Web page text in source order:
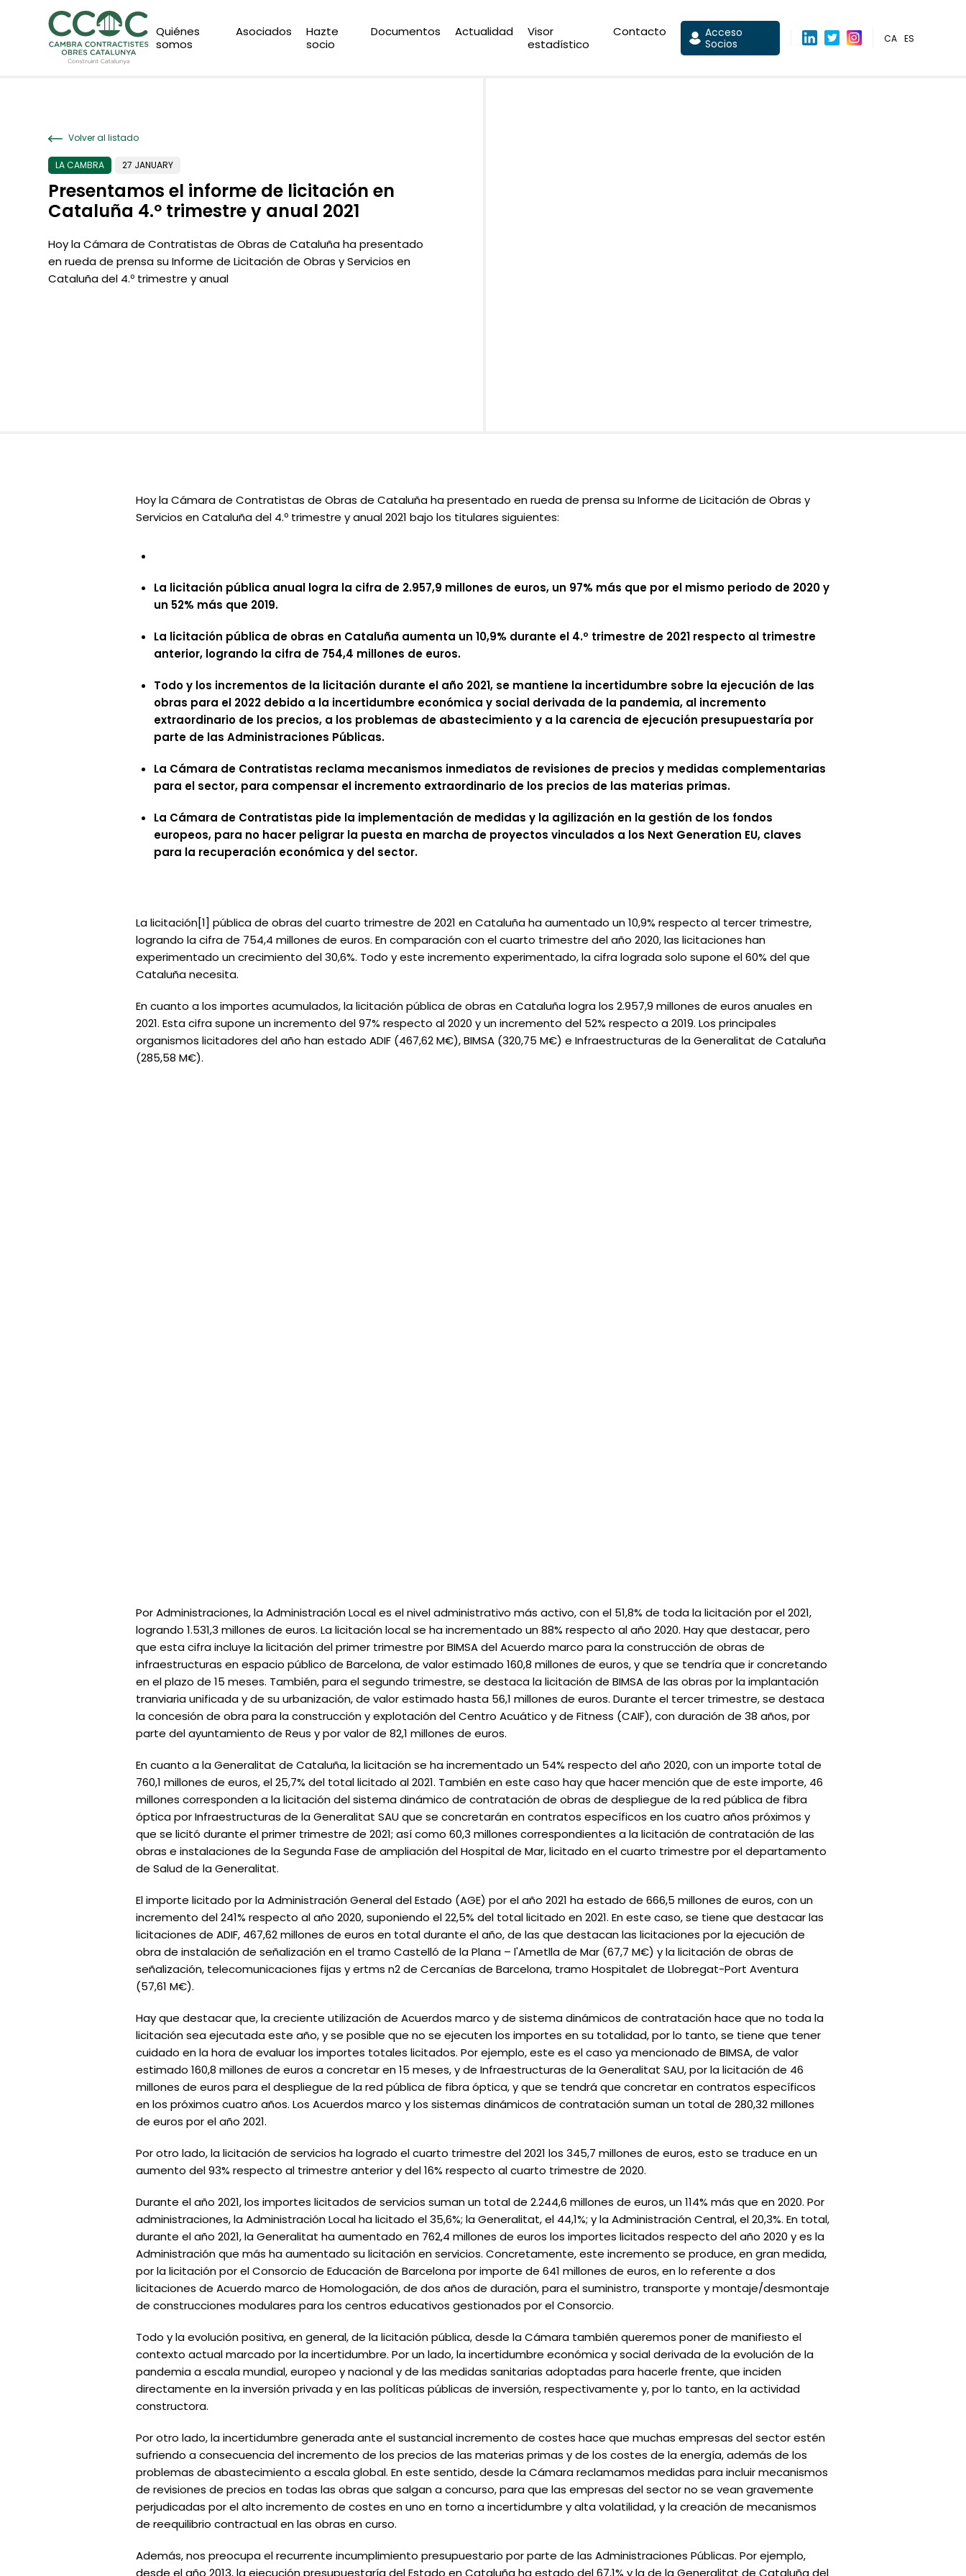
Quiénes
somos
Asociados
Hazte
socio
Documentos Actualidad
Visor
estadístico
Contacto
Acceso
Socios
CA ES
Volver al listado
LA CAMBRA 27 JANUARY
Presentamos el informe de licitación en
Cataluña 4.º trimestre y anual 2021
Hoy la Cámara de Contratistas de Obras de Cataluña ha presentado
en rueda de prensa su Informe de Licitación de Obras y Servicios en
Cataluña del 4.º trimestre y anual
Hoy la Cámara de Contratistas de Obras de Cataluña ha presentado en rueda de prensa su Informe de Licitación de Obras y
Servicios en Cataluña del 4.º trimestre y anual 2021 bajo los titulares siguientes:
La licitación pública anual logra la cifra de 2.957,9 millones de euros, un 97% más que por el mismo periodo de 2020 y
un 52% más que 2019.
La licitación pública de obras en Cataluña aumenta un 10,9% durante el 4.º trimestre de 2021 respecto al trimestre
anterior, logrando la cifra de 754,4 millones de euros.
Todo y los incrementos de la licitación durante el año 2021, se mantiene la incertidumbre sobre la ejecución de las
obras para el 2022 debido a la incertidumbre económica y social derivada de la pandemia, al incremento
extraordinario de los precios, a los problemas de abastecimiento y a la carencia de ejecución presupuestaría por
parte de las Administraciones Públicas.
La Cámara de Contratistas reclama mecanismos inmediatos de revisiones de precios y medidas complementarias
para el sector, para compensar el incremento extraordinario de los precios de las materias primas.
La Cámara de Contratistas pide la implementación de medidas y la agilización en la gestión de los fondos
europeos, para no hacer peligrar la puesta en marcha de proyectos vinculados a los Next Generation EU, claves
para la recuperación económica y del sector.
La licitación[1] pública de obras del cuarto trimestre de 2021 en Cataluña ha aumentado un 10,9% respecto al tercer trimestre,
logrando la cifra de 754,4 millones de euros. En comparación con el cuarto trimestre del año 2020, las licitaciones han
experimentado un crecimiento del 30,6%. Todo y este incremento experimentado, la cifra lograda solo supone el 60% del que
Cataluña necesita.
En cuanto a los importes acumulados, la licitación pública de obras en Cataluña logra los 2.957,9 millones de euros anuales en
2021. Esta cifra supone un incremento del 97% respecto al 2020 y un incremento del 52% respecto a 2019. Los principales
organismos licitadores del año han estado ADIF (467,62 M€), BIMSA (320,75 M€) e Infraestructuras de la Generalitat de Cataluña
(285,58 M€).
Por Administraciones, la Administración Local es el nivel administrativo más activo, con el 51,8% de toda la licitación por el 2021,
logrando 1.531,3 millones de euros. La licitación local se ha incrementado un 88% respecto al año 2020. Hay que destacar, pero
que esta cifra incluye la licitación del primer trimestre por BIMSA del Acuerdo marco para la construcción de obras de
infraestructuras en espacio público de Barcelona, de valor estimado 160,8 millones de euros, y que se tendría que ir concretando
en el plazo de 15 meses. También, para el segundo trimestre, se destaca la licitación de BIMSA de las obras por la implantación
tranviaria unificada y de su urbanización, de valor estimado hasta 56,1 millones de euros. Durante el tercer trimestre, se destaca
la concesión de obra para la construcción y explotación del Centro Acuático y de Fitness (CAIF), con duración de 38 años, por
parte del ayuntamiento de Reus y por valor de 82,1 millones de euros.
En cuanto a la Generalitat de Cataluña, la licitación se ha incrementado un 54% respecto del año 2020, con un importe total de
760,1 millones de euros, el 25,7% del total licitado al 2021. También en este caso hay que hacer mención que de este importe, 46
millones corresponden a la licitación del sistema dinámico de contratación de obras de despliegue de la red pública de fibra
óptica por Infraestructuras de la Generalitat SAU que se concretarán en contratos específicos en los cuatro años próximos y
que se licitó durante el primer trimestre de 2021; así como 60,3 millones correspondientes a la licitación de contratación de las
obras e instalaciones de la Segunda Fase de ampliación del Hospital de Mar, licitado en el cuarto trimestre por el departamento
de Salud de la Generalitat.
El importe licitado por la Administración General del Estado (AGE) por el año 2021 ha estado de 666,5 millones de euros, con un
incremento del 241% respecto al año 2020, suponiendo el 22,5% del total licitado en 2021. En este caso, se tiene que destacar las
licitaciones de ADIF, 467,62 millones de euros en total durante el año, de las que destacan las licitaciones por la ejecución de
obra de instalación de señalización en el tramo Castelló de la Plana – l'Ametlla de Mar (67,7 M€) y la licitación de obras de
señalización, telecomunicaciones fijas y ertms n2 de Cercanías de Barcelona, tramo Hospitalet de Llobregat-Port Aventura
(57,61 M€).
Hay que destacar que, la creciente utilización de Acuerdos marco y de sistema dinámicos de contratación hace que no toda la
licitación sea ejecutada este año, y se posible que no se ejecuten los importes en su totalidad, por lo tanto, se tiene que tener
cuidado en la hora de evaluar los importes totales licitados. Por ejemplo, este es el caso ya mencionado de BIMSA, de valor
estimado 160,8 millones de euros a concretar en 15 meses, y de Infraestructuras de la Generalitat SAU, por la licitación de 46
millones de euros para el despliegue de la red pública de fibra óptica, y que se tendrá que concretar en contratos específicos
en los próximos cuatro años. Los Acuerdos marco y los sistemas dinámicos de contratación suman un total de 280,32 millones
de euros por el año 2021.
Por otro lado, la licitación de servicios ha logrado el cuarto trimestre del 2021 los 345,7 millones de euros, esto se traduce en un
aumento del 93% respecto al trimestre anterior y del 16% respecto al cuarto trimestre de 2020.
Durante el año 2021, los importes licitados de servicios suman un total de 2.244,6 millones de euros, un 114% más que en 2020. Por
administraciones, la Administración Local ha licitado el 35,6%; la Generalitat, el 44,1%; y la Administración Central, el 20,3%. En total,
durante el año 2021, la Generalitat ha aumentado en 762,4 millones de euros los importes licitados respecto del año 2020 y es la
Administración que más ha aumentado su licitación en servicios. Concretamente, este incremento se produce, en gran medida,
por la licitación por el Consorcio de Educación de Barcelona por importe de 641 millones de euros, en lo referente a dos
licitaciones de Acuerdo marco de Homologación, de dos años de duración, para el suministro, transporte y montaje/desmontaje
de construcciones modulares para los centros educativos gestionados por el Consorcio.
Todo y la evolución positiva, en general, de la licitación pública, desde la Cámara también queremos poner de manifiesto el
contexto actual marcado por la incertidumbre. Por un lado, la incertidumbre económica y social derivada de la evolución de la
pandemia a escala mundial, europeo y nacional y de las medidas sanitarias adoptadas para hacerle frente, que inciden
directamente en la inversión privada y en las políticas públicas de inversión, respectivamente y, por lo tanto, en la actividad
constructora.
Por otro lado, la incertidumbre generada ante el sustancial incremento de costes hace que muchas empresas del sector estén
sufriendo a consecuencia del incremento de los precios de las materias primas y de los costes de la energía, además de los
problemas de abastecimiento a escala global. En este sentido, desde la Cámara reclamamos medidas para incluir mecanismos
de revisiones de precios en todas las obras que salgan a concurso, para que las empresas del sector no se vean gravemente
perjudicadas por el alto incremento de costes en uno en torno a incertidumbre y alta volatilidad, y la creación de mecanismos
de reequilibrio contractual en las obras en curso.
Además, nos preocupa el recurrente incumplimiento presupuestario por parte de las Administraciones Públicas. Por ejemplo,
desde el año 2013, la ejecución presupuestaría del Estado en Cataluña ha estado del 67,1% y la de la Generalitat de Cataluña del